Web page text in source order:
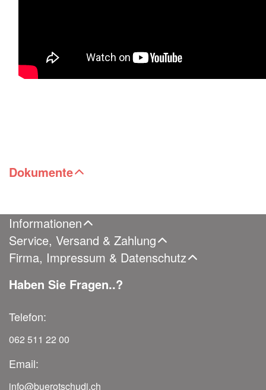
Dokumente
Informationen
Service, Versand & Zahlung
Firma, Impressum & Datenschutz
Haben Sie Fragen..?
Telefon:
062 511 22 00
Email:
info@buerotschudi.ch